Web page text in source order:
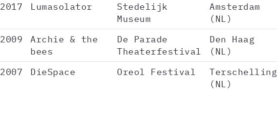
2017 Lumasolator
Stedelijk
Museum
Amsterdam
(NL)
2009
Archie & the
bees
De Parade
Theaterfestival
Den Haag
(NL)
2007 DieSpace Oreol Festival
Terschelling
(NL)